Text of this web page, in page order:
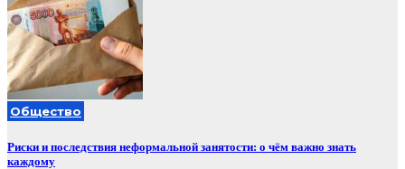
Общество
Риски и последствия неформальной занятости: о чём важно знать
каждому